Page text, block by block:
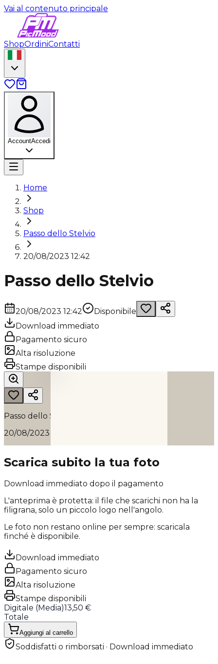
Vai al contenuto principale
ShopOrdiniContatti
AccountAccedi
Home
Shop
Passo dello Stelvio
20/08/2023 12:42
Passo dello Stelvio
20/08/2023 12:42
Disponibile
Download immediato
Pagamento sicuro
Alta risoluzione
Stampe disponibili
Passo dello Stelvio
20/08/2023 12:42
Scarica subito la tua foto
Download immediato dopo il pagamento
L'anteprima è protetta: il file che scarichi non ha la
filigrana, solo un piccolo logo nell'angolo.
Le foto non restano online per sempre: scaricala
finché è disponibile.
Download immediato
Pagamento sicuro
Alta risoluzione
Stampe disponibili
Digitale (Media)13,50 €
Totale
Aggiungi al carrello
Soddisfatti o rimborsati · Download immediato